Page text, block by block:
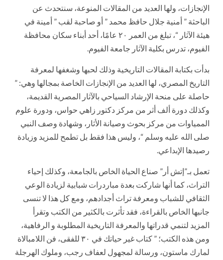
الإنجازات، ولها العديد من المقالات المنوعة، سنتحدث عن
الباحثة ” أمنية جلال حافظ محمد ” أو صاحبة لقب ” أمينة في
هيئة الآثار “، تبلغ من العمر ٢٠ عامًا، أحد أبناء سكان محافظة
الفيوم، تدرس بكلية الآثار جامعة الفيوم.
بدأت بكتابة المقالات التاريخية وذلك لحبها وشغفها لمعرفة
التاريخ المصري، لها العديد من الإنجازات الخاصة بمجالها وهي: ”
حاصلة على منحة الإرشاد السياحي بالآثار المصرية القديمة،
وكذلك دورة ألف أثر من مركز دكتور زاهي حواس، ودورة علوم
الممياوات من مركز بحوث وصيانة الأثار، وشهادة وصف النبي
صلى الله عليه وسلم “، وليس هذا فقط بل تطمح للمزيد وزيادة
رصيدها الإبداعي.
تعمل بـ”إتش أر” صناع الحياة الخاص بالجامعة، وكذلك إحياء
التراث، كما أنها شاركت بعدة مباردرات شبابية لزيادة الوعي
الثقافي للشباب ومعرفة تراث أجدادهم، ومع كل هذا لا تنسى
جانبها الخاص بالقراءة، فقد تأثرت بالكثير من الكتب وتقرأ
المزيد لتنمي قدراتها والمعرفة التاريخية المطلوبة و الرفاهية،
ومن هذه الكتب؛ ” كتاب غير حياتك في ٣٠ للفقى، فن اللامبالاة
لمارك ماستون، ورسالة لمجهول لعفاف رجب، وملوك الهرجلة